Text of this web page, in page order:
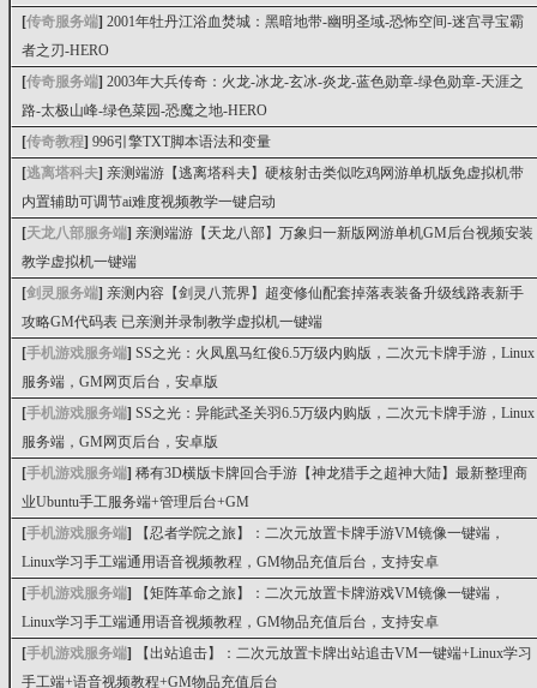
[传奇服务端] 2001年牡丹江浴血焚城：黑暗地带-幽明圣域-恐怖空间-迷宫寻宝霸
者之刃-HERO
[传奇服务端] 2003年大兵传奇：火龙-冰龙-玄冰-炎龙-蓝色勋章-绿色勋章-天涯之
路-太极山峰-绿色菜园-恐魔之地-HERO
[传奇教程] 996引擎TXT脚本语法和变量
[逃离塔科夫] 亲测端游【逃离塔科夫】硬核射击类似吃鸡网游单机版免虚拟机带
内置辅助可调节ai难度视频教学一键启动
[天龙八部服务端] 亲测端游【天龙八部】万象归一新版网游单机GM后台视频安装
教学虚拟机一键端
[剑灵服务端] 亲测内容【剑灵八荒界】超变修仙配套掉落表装备升级线路表新手
攻略GM代码表 已亲测并录制教学虚拟机一键端
[手机游戏服务端] SS之光：火凤凰马红俊6.5万级内购版，二次元卡牌手游，Linux
服务端，GM网页后台，安卓版
[手机游戏服务端] SS之光：异能武圣关羽6.5万级内购版，二次元卡牌手游，Linux
服务端，GM网页后台，安卓版
[手机游戏服务端] 稀有3D横版卡牌回合手游【神龙猎手之超神大陆】最新整理商
业Ubuntu手工服务端+管理后台+GM
[手机游戏服务端]
【忍者学院之旅】：二次元放置卡牌手游VM镜像一键端，
Linux学习手工端通用语音视频教程，GM物品充值后台，支持安卓
[手机游戏服务端]
【矩阵革命之旅】：二次元放置卡牌游戏VM镜像一键端，
Linux学习手工端通用语音视频教程，GM物品充值后台，支持安卓
[手机游戏服务端]
【出站追击】：二次元放置卡牌出站追击VM一键端+Linux学习
手工端+语音视频教程+GM物品充值后台